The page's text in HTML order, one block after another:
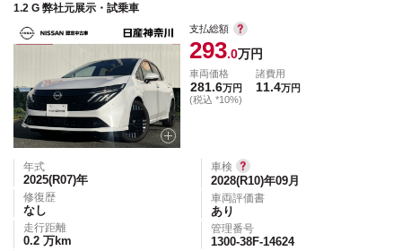
1.2 G 弊社元展示・試乗車
支払総額
293.0万円
車両価格
281.6万円
(税込 *10%)
諸費用
11.4万円
年式
2025(R07)年
修復歴
なし
走行距離
0.2 万km
車検
2028(R10)年09月
車両評価書
あり
管理番号
1300-38F-14624